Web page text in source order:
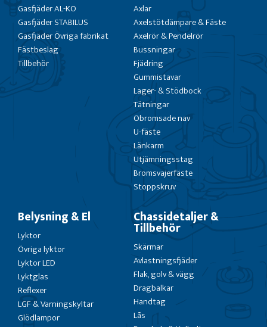
Gasfjäder AL-KO
Gasfjäder STABILUS
Gasfjäder Övriga fabrikat
Fästbeslag
Tillbehör
Axlar
Axelstötdämpare & Fäste
Axelrör & Pendelrör
Bussningar
Fjädring
Gummistavar
Lager- & Stödbock
Tätningar
Obromsade nav
U-fäste
Länkarm
Utjämningsstag
Bromsvajerfäste
Stoppskruv
Belysning & El
Lyktor
Övriga lyktor
Lyktor LED
Lyktglas
Reflexer
LGF & Varningskyltar
Glödlampor
Chassidetaljer &
Tillbehör
Skärmar
Avlastningsfjäder
Flak, golv & vägg
Dragbalkar
Handtag
Lås